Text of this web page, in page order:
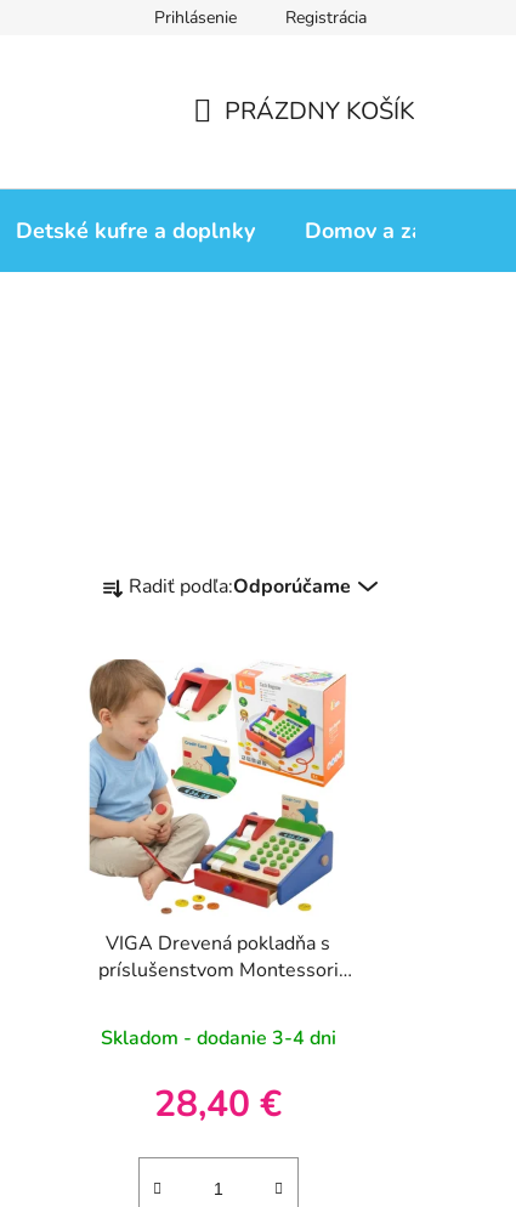
Vrátenie tovaru Obchodné podmienky
Prihlásenie Registrácia
KOŠÍK
PRÁZDNY KOŠÍK
Detské kufre a doplnky Domov a záhrada
a
e
n
i
e
p
r
o
d
k
t
v
Radiť podľa:Odporúčame
VIGA Drevená pokladňa s
príslušenstvom Montessori
Skladom - dodanie 3-4 dni
28,40 €